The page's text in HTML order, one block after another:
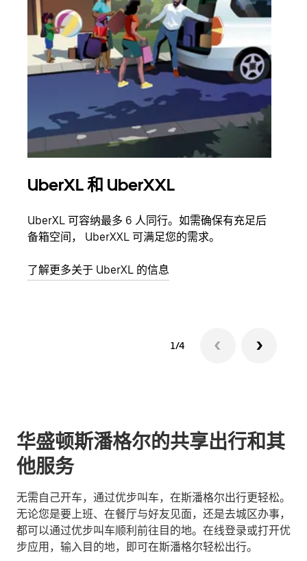
UberXL 和 UberXXL
UberXL 可容纳最多 6 人同行。如需确保有充足后
备箱空间， UberXXL 可满足您的需求。
了解更多关于 UberXL 的信息
1/4
华盛顿斯潘格尔的共享出行和其
他服务
无需自己开车，通过优步叫车，在斯潘格尔出行更轻松。
无论您是要上班、在餐厅与好友见面，还是去城区办事，
都可以通过优步叫车顺利前往目的地。在线登录或打开优
步应用，输入目的地，即可在斯潘格尔轻松出行。